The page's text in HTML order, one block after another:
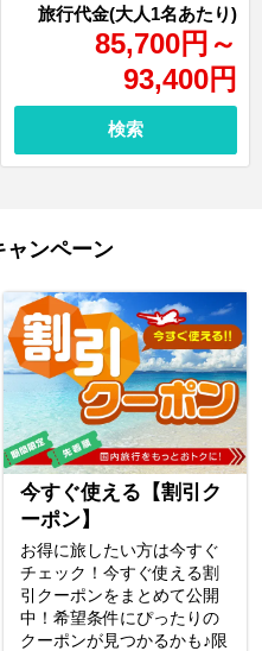
85,700円 ～
93,400円
検索
ャンペーン
今すぐ使える【割引ク
ーポン】
お得に旅したい方は今すぐ
チェック！今すぐ使える割
引クーポンをまとめて公開
中！希望条件にぴったりの
クーポンが見つかるかも♪限